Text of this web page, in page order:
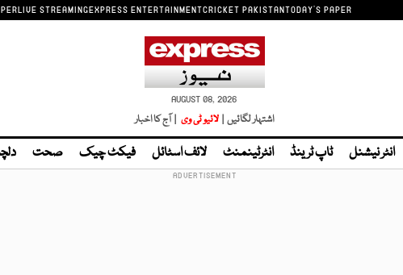
LIVE STREAMINGEXPRESS ENTERTAINMENTCRICKET PAKISTANTODAY'S PAPER
AUGUST 08, 2026
اشتہار لگائیں | لائیو ٹی وی | آج کا اخبار
انٹر نیشنل ٹاپ ٹرینڈ انٹرٹینمنٹ لائف اسٹائل فیکٹ چیک صحت